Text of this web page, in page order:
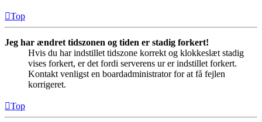
Top
Jeg har ændret tidszonen og tiden er stadig forkert!
Hvis du har indstillet tidszone korrekt og klokkeslæt stadig
vises forkert, er det fordi serverens ur er indstillet forkert.
Kontakt venligst en boardadministrator for at få fejlen
korrigeret.
Top